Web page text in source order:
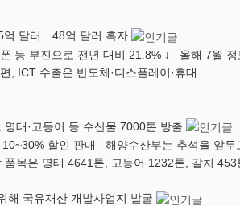
억 달러…48억 달러 흑자
폰 등 부진으로 전년 대비 21.8% ↓ 올해 7월
, ICT 수출은 반도체·디스플레이·휴대…
태·고등어 등 수산물 7000톤 방출
10~30% 할인 판매 해양수산부는 추석을 앞
목은 명태 4641톤, 고등어 1232톤, 갈치
해 국유재산 개발사업지 발굴